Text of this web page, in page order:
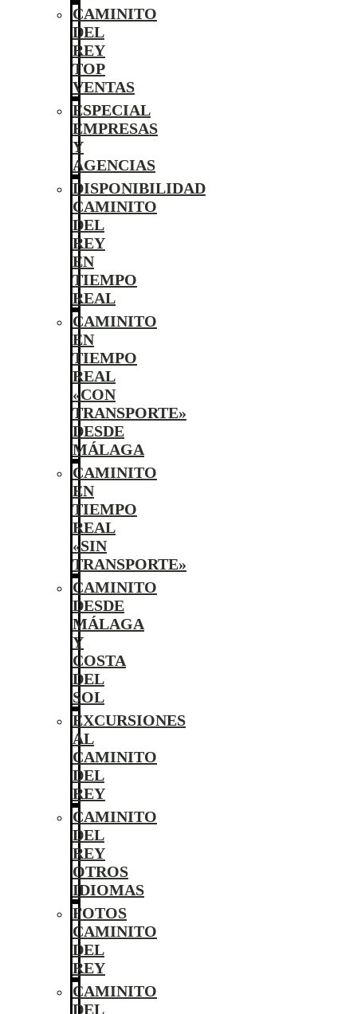
CAMINITO
DEL
REY
TOP
VENTAS
ESPECIAL
EMPRESAS
Y
AGENCIAS
DISPONIBILIDAD
CAMINITO
DEL
REY
EN
TIEMPO
REAL
CAMINITO
EN
TIEMPO
REAL
«CON
TRANSPORTE»
DESDE
MÁLAGA
CAMINITO
EN
TIEMPO
REAL
«SIN
TRANSPORTE»
CAMINITO
DESDE
MÁLAGA
Y
COSTA
DEL
SOL
EXCURSIONES
AL
CAMINITO
DEL
REY
CAMINITO
DEL
REY
OTROS
IDIOMAS
FOTOS
CAMINITO
DEL
REY
CAMINITO
DEL